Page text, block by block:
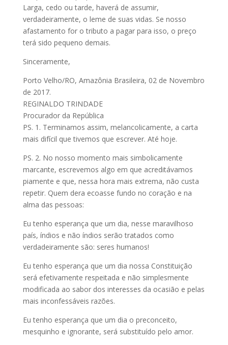
Larga, cedo ou tarde, haverá de assumir,
verdadeiramente, o leme de suas vidas. Se nosso
afastamento for o tributo a pagar para isso, o preço
terá sido pequeno demais.
Sinceramente,
Porto Velho/RO, Amazônia Brasileira, 02 de Novembro
de 2017.
REGINALDO TRINDADE
Procurador da República
PS. 1. Terminamos assim, melancolicamente, a carta
mais difícil que tivemos que escrever. Até hoje.
PS. 2. No nosso momento mais simbolicamente
marcante, escrevemos algo em que acreditávamos
piamente e que, nessa hora mais extrema, não custa
repetir. Quem dera ecoasse fundo no coração e na
alma das pessoas:
Eu tenho esperança que um dia, nesse maravilhoso
país, índios e não índios serão tratados como
verdadeiramente são: seres humanos!
Eu tenho esperança que um dia nossa Constituição
será efetivamente respeitada e não simplesmente
modificada ao sabor dos interesses da ocasião e pelas
mais inconfessáveis razões.
Eu tenho esperança que um dia o preconceito,
mesquinho e ignorante, será substituído pelo amor.